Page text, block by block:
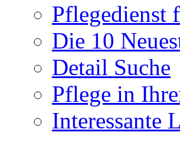
Pflegedienst
Die 10
Detail Suche
Pflege in
Interessante